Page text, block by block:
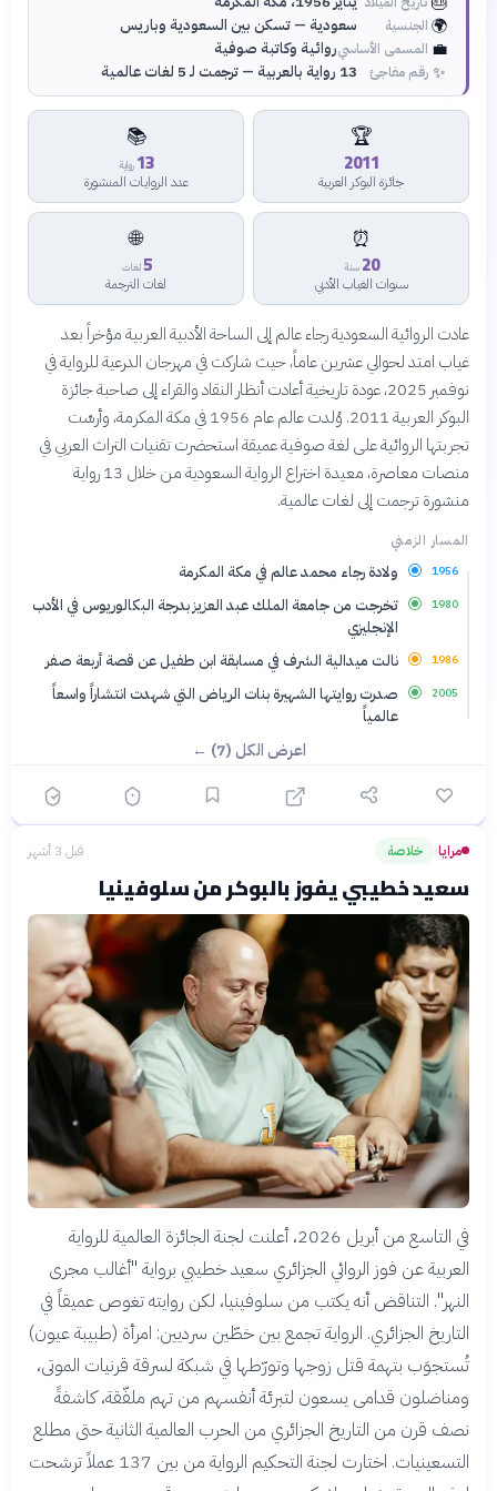
🌍 الجنسية سعودية — تسكن بين السعودية وباريس
💼 المسمى الأساسيروائية وكاتبة صوفية
✨ رقم مفاجئ 13 رواية بالعربية — ترجمت لـ 5 لغات عالمية
🏆
2011
جائزة البوكر العربية
📚
13 رواية
عدد الروايات المنشورة
⏰
20 سنة
سنوات الغياب الأدبي
🌐
5لغات
لغات الترجمة
عادت الروائية السعودية رجاء عالم إلى الساحة الأدبية العربية مؤخراً بعد
غياب امتد لحوالي عشرين عاماً، حيث شاركت في مهرجان الدرعية للرواية في
نوفمبر 2025، عودة تاريخية أعادت أنظار النقاد والقراء إلى صاحبة جائزة
البوكر العربية 2011. وُلدت عالم عام 1956 في مكة المكرمة، وأرسّت
تجربتها الروائية على لغة صوفية عميقة استحضرت تقنيات التراث العربي في
منصات معاصرة، معيدة اختراع الرواية السعودية من خلال 13 رواية
منشورة ترجمت إلى لغات عالمية.
المسار الزمني
1956 ولادة رجاء محمد عالم في مكة المكرمة
1980
تخرجت من جامعة الملك عبد العزيز بدرجة البكالوريوس في الأدب
الإنجليزي
1986 نالت ميدالية الشرف في مسابقة ابن طفيل عن قصة أربعة صفر
2005
صدرت روايتها الشهيرة بنات الرياض التي شهدت انتشاراً واسعاً
عالمياً
اعرض الكل (7) ←
مرايا› خلاصة قبل 3 أشهر
سعيد خطيبي يفوز بالبوكر من سلوفينيا
في التاسع من أبريل 2026، أعلنت لجنة الجائزة العالمية للرواية
العربية عن فوز الروائي الجزائري سعيد خطيبي برواية "أغالب مجرى
النهر". التناقض أنه يكتب من سلوفينيا، لكن روايته تغوص عميقاً في
التاريخ الجزائري. الرواية تجمع بين خطّين سرديين: امرأة (طبيبة عيون)
تُستجوَب بتهمة قتل زوجها وتورّطها في شبكة لسرقة قرنيات الموتى،
ومناضلون قدامى يسعون لتبرئة أنفسهم من تهم ملفّقة، كاشفةً
نصف قرن من التاريخ الجزائري من الحرب العالمية الثانية حتى مطلع
التسعينيات. اختارت لجنة التحكيم الرواية من بين 137 عملاً ترشحت